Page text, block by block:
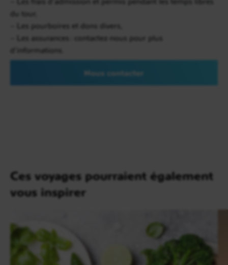
Jour 6
Mai Chau / Hai Phong
Baladez-vous encore un peu dans le village avant de
poursuivre votre voyage avec guide francophone au
– Les pourboires et dons divers,
– Les assurances : contactez-nous pour plus
d’informations.
Nous contacter
Ces voyages pourraient également
vous inspirer